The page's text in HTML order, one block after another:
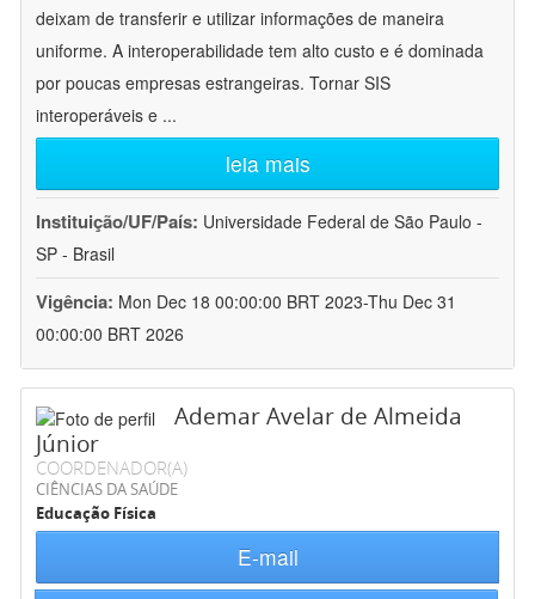
deixam de transferir e utilizar informações de maneira
uniforme. A interoperabilidade tem alto custo e é dominada
por poucas empresas estrangeiras. Tornar SIS
interoperáveis e ...
leia mais
Instituição/UF/País: Universidade Federal de São Paulo -
SP - Brasil
Vigência: Mon Dec 18 00:00:00 BRT 2023-Thu Dec 31
00:00:00 BRT 2026
Ademar Avelar de Almeida
Júnior
COORDENADOR(A)
CIÊNCIAS DA SAÚDE
Educação Física
E-mail